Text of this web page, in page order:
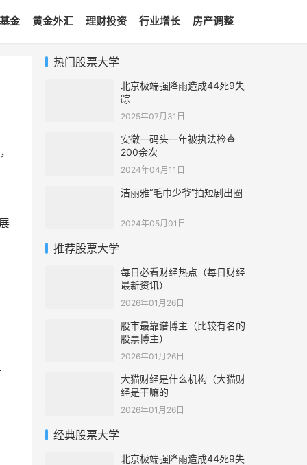
金 黄金外汇 理财投资 行业增长 房产调整
热门股票大学
北京极端强降雨造成44死9失
踪
2025年07月31日
安徽一码头一年被执法检查
200余次
2024年04月11日
洁丽雅“毛巾少爷”拍短剧出圈
2024年05月01日
推荐股票大学
每日必看财经热点（每日财经
最新资讯）
2026年01月26日
股市最靠谱博主（比较有名的
股票博主）
2026年01月26日
大猫财经是什么机构（大猫财
经是干嘛的
2026年01月26日
经典股票大学
北京极端强降雨造成44死9失